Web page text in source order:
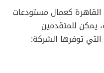
كعمال مستودعات
يمكن للمتقدمين
التي توفرها الشركة: